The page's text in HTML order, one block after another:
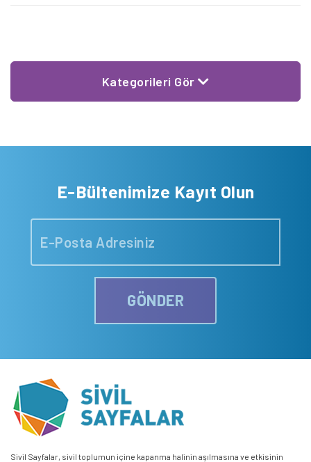
Kategorileri Gör
E-Bültenimize Kayıt Olun
GÖNDER
Sivil Sayfalar, sivil toplumun içine kapanma halinin aşılmasına ve etkisinin